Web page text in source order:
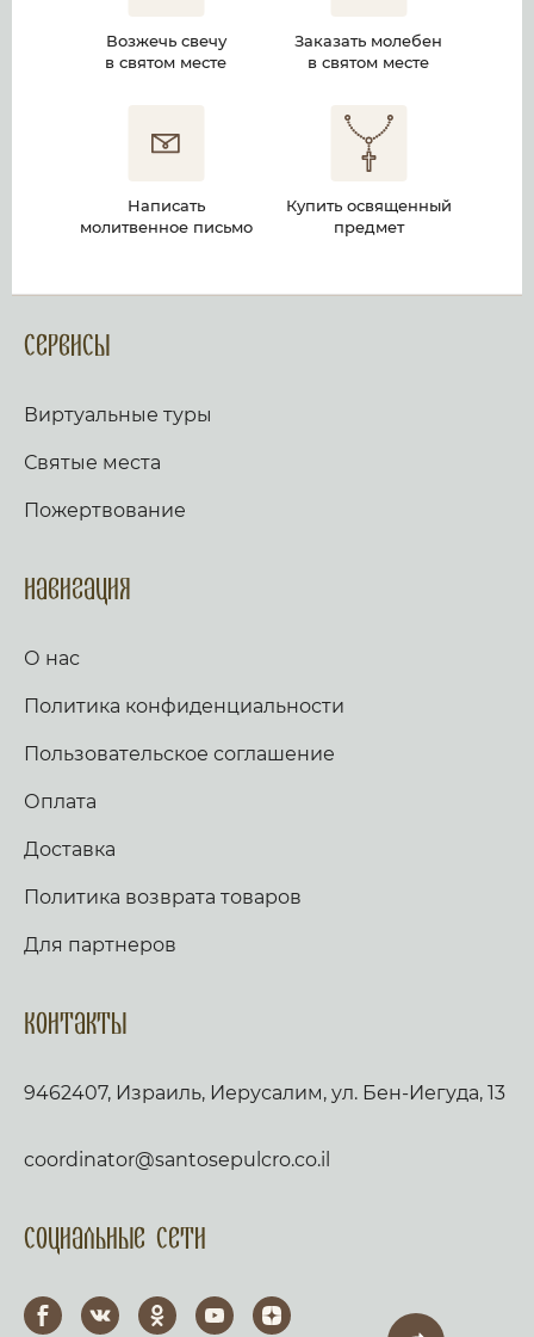
Возжечь свечу
в святом месте
Заказать молебен
в святом месте
Написать
молитвенное письмо
Купить освященный
предмет
Сервисы
Виртуальные туры
Святые места
Пожертвование
Навигация
О нас
Политика конфиденциальности
Пользовательское соглашение
Оплата
Доставка
Политика возврата товаров
Для партнеров
Контакты
9462407, Израиль, Иерусалим, ул. Бен-Иегуда, 13
coordinator@santosepulcro.co.il
Социальные сети